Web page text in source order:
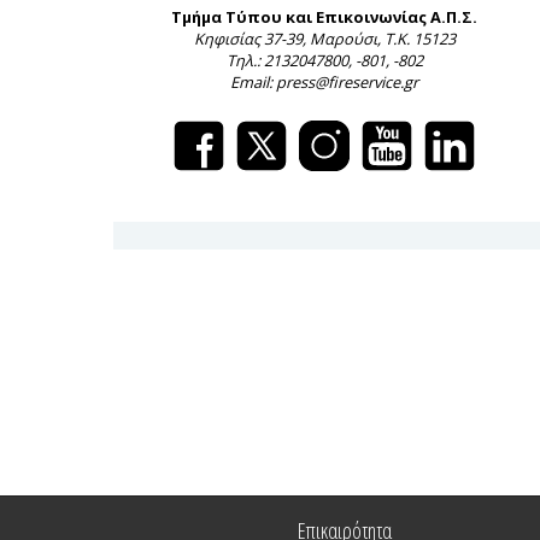
Τμήμα Τύπου και Επικοινωνίας Α.Π.Σ.
Κηφισίας 37-39, Μαρούσι, Τ.Κ. 15123
Τηλ.: 2132047800, -801, -802
Email: press@fireservice.gr
Επικαιρότητα